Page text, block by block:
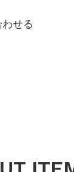
せる